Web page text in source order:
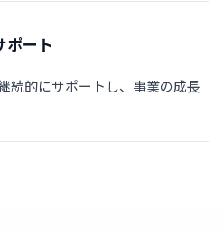
ポート
続的にサポートし、事業の成長